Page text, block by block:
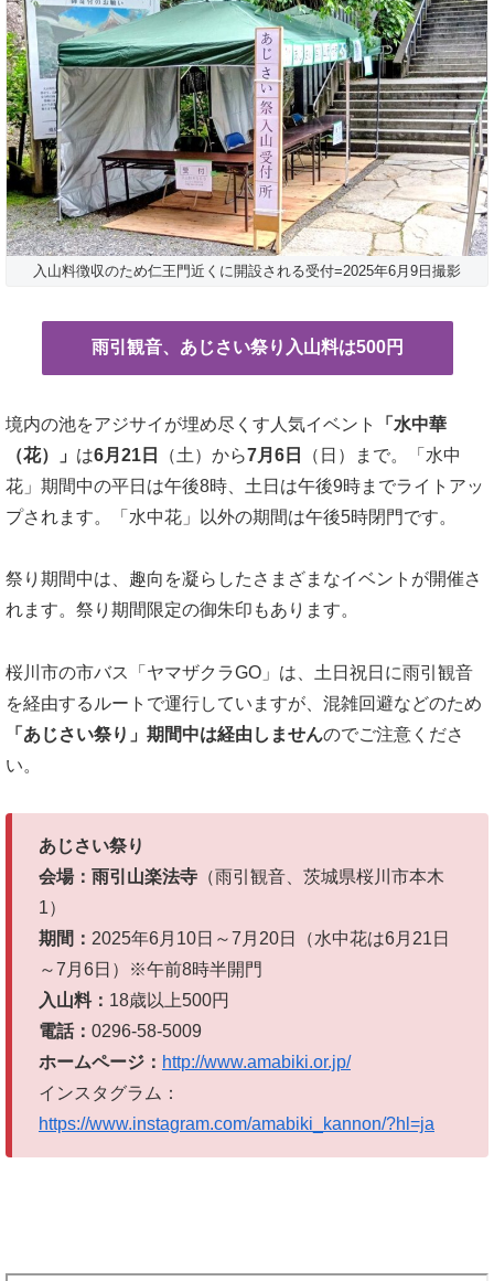
入山料徴収のため仁王門近くに開設される受付=2025年6月9日撮影
雨引観音、あじさい祭り入山料は500円
境内の池をアジサイが埋め尽くす人気イベント
「水中華
（花）」 は6月21日 （土）から7月6日
（日）まで。「水中
花」期間中の平日は午後8時、土日は午後9時までライトアッ
プされます。「水中花」以外の期間は午後5時閉門です。
祭り期間中は、趣向を凝らしたさまざまなイベントが開催さ
れます。祭り期間限定の御朱印もあります。
桜川市の市バス「ヤマザクラGO」は、土日祝日に雨引観音
を経由するルートで運行していますが、混雑回避などのため
「あじさい祭り」期間中は経由しませんのでご注意くださ
い。
あじさい祭り
会場：雨引山楽法寺 （雨引観音、茨城県桜川市本木
1）
期間： 2025年6月10日～7月20日（水中花は6月21日
～7月6日）※午前8時半開門
入山料： 18歳以上500円
電話： 0296-58-5009
ホームページ： http://www.amabiki.or.jp/
インスタグラム：
https://www.instagram.com/amabiki_kannon/?hl=ja